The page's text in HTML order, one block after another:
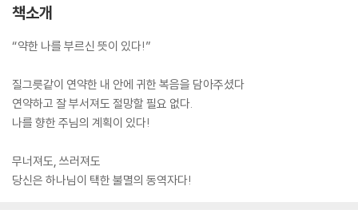
책소개
“약한 나를 부르신 뜻이 있다!”
질그릇같이 연약한 내 안에 귀한 복음을 담아주셨다
연약하고 잘 부서져도 절망할 필요 없다.
나를 향한 주님의 계획이 있다!
무너져도, 쓰러져도
당신은 하나님이 택한 불멸의 동역자다!